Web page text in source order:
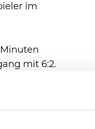
im
mit 6:2.
starken
kämpfe
zum
Match